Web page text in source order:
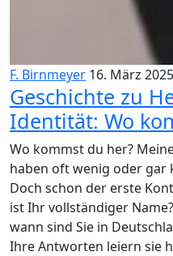
F. Birnmeyer 16. März 2025
Geschichte zu
Identität: Wo
Wo kommst du her?
haben oft wenig oder gar
Doch schon der erste
ist Ihr vollständiger
wann sind Sie in
Ihre Antworten leiern sie